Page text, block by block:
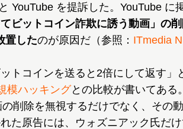
YouTube を提訴した。YouTube に
ビットコイン詐欺に誘う動画」の
置したのが原因だ（参照： ITmedia
トコインを送ると2倍にして返す」
模ハッキングとの比較が書いてある
削除を無視するだけでなく、その
た原告には、ウォズニアック氏だ